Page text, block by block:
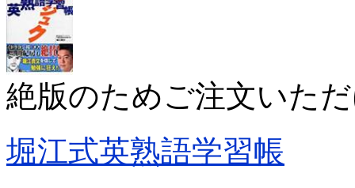
絶版のためご注文いた
堀江式英熟語学習帳